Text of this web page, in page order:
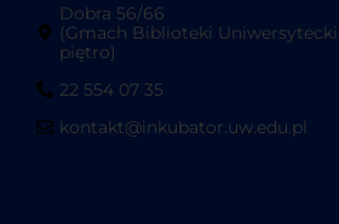
Dobra 56/66
(Gmach Biblioteki
piętro)
22 554 07 35
kontakt@inkubator.uw.edu.pl